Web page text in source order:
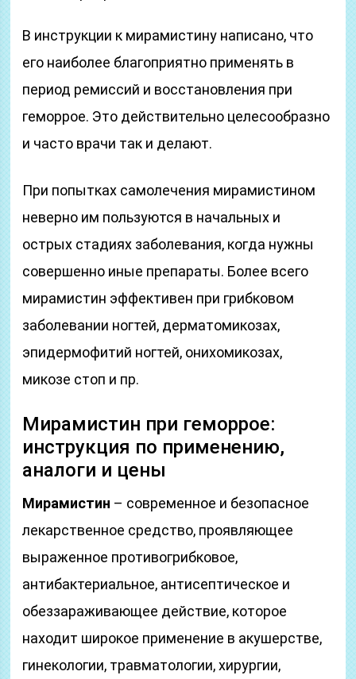
В инструкции к мирамистину написано, что
его наиболее благоприятно применять в
период ремиссий и восстановления при
геморрое. Это действительно целесообразно
и часто врачи так и делают.
При попытках самолечения мирамистином
неверно им пользуются в начальных и
острых стадиях заболевания, когда нужны
совершенно иные препараты. Более всего
мирамистин эффективен при грибковом
заболевании ногтей, дерматомикозах,
эпидермофитий ногтей, онихомикозах,
микозе стоп и пр.
Мирамистин при геморрое:
инструкция по применению,
аналоги и цены
Мирамистин – современное и безопасное
лекарственное средство, проявляющее
выраженное противогрибковое,
антибактериальное, антисептическое и
обеззараживающее действие, которое
находит широкое применение в акушерстве,
гинекологии, травматологии, хирургии,